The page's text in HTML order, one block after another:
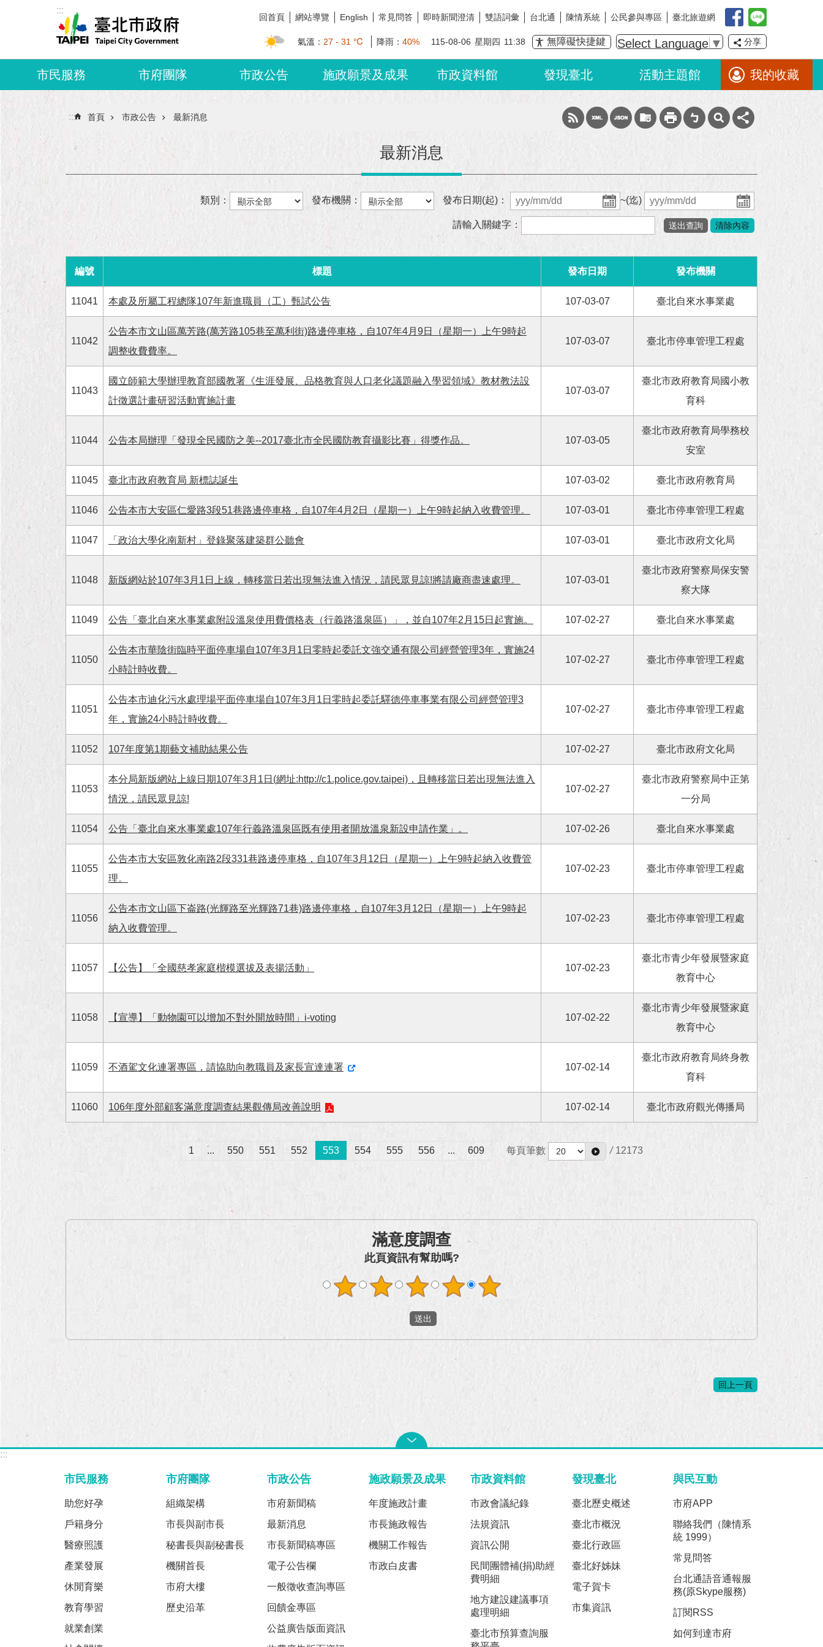
跳到主要內容區塊
:::
回首頁 網站導覽 English 常見問答 即時新聞澄清 雙語詞彙 台北通 陳情系統 公民參與專區 臺北旅遊網
氣溫： 27 - 31 ℃ 降雨： 40% 115-08-06 星期四 11:38 無障礙快捷鍵 Select Language ▼ 分享
市民服務 市府團隊 市政公告 施政願景及成果 市政資料館 發現臺北 活動主題館 我的收藏
::: 首頁 市政公告 最新消息
最新消息
類別： 發布機關： 發布日期(起)： ~(迄)
請輸入關鍵字：
編號 標題 發布日期 發布機關
11041 本處及所屬工程總隊107年新進職員（工）甄試公告 107-03-07 臺北自來水事業處
11042
公告本市文山區萬芳路(萬芳路105巷至萬利街)路邊停車格，自107年4月9日（星期一）上午9時起
調整收費費率。
107-03-07 臺北市停車管理工程處
11043
國立師範大學辦理教育部國教署《生涯發展、品格教育與人口老化議題融入學習領域》教材教法設
計徵選計畫研習活動實施計畫
107-03-07
臺北市政府教育局國小教
育科
11044 公告本局辦理「發現全民國防之美--2017臺北市全民國防教育攝影比賽」得獎作品。 107-03-05
臺北市政府教育局學務校
安室
11045 臺北市政府教育局 新標誌誕生 107-03-02 臺北市政府教育局
11046 公告本市大安區仁愛路3段51巷路邊停車格，自107年4月2日（星期一）上午9時起納入收費管理。 107-03-01 臺北市停車管理工程處
11047 「政治大學化南新村」登錄聚落建築群公聽會 107-03-01 臺北市政府文化局
11048 新版網站於107年3月1日上線，轉移當日若出現無法進入情況，請民眾見諒!將請廠商盡速處理。 107-03-01
臺北市政府警察局保安警
察大隊
11049 公告「臺北自來水事業處附設溫泉使用費價格表（行義路溫泉區）」，並自107年2月15日起實施。 107-02-27 臺北自來水事業處
11050
公告本市華陰街臨時平面停車場自107年3月1日零時起委託文強交通有限公司經營管理3年，實施24
小時計時收費。
107-02-27 臺北市停車管理工程處
11051
公告本市迪化污水處理場平面停車場自107年3月1日零時起委託驛德停車事業有限公司經營管理3
年，實施24小時計時收費。
107-02-27 臺北市停車管理工程處
11052 107年度第1期藝文補助結果公告 107-02-27 臺北市政府文化局
11053
本分局新版網站上線日期107年3月1日(網址:http://c1.police.gov.taipei)，且轉移當日若出現無法進入
情況，請民眾見諒!
107-02-27
臺北市政府警察局中正第
一分局
11054 公告「臺北自來水事業處107年行義路溫泉區既有使用者開放溫泉新設申請作業」。 107-02-26 臺北自來水事業處
11055
公告本市大安區敦化南路2段331巷路邊停車格，自107年3月12日（星期一）上午9時起納入收費管
理。
107-02-23 臺北市停車管理工程處
11056
公告本市文山區下崙路(光輝路至光輝路71巷)路邊停車格，自107年3月12日（星期一）上午9時起
納入收費管理。
107-02-23 臺北市停車管理工程處
11057 【公告】「全國慈孝家庭楷模選拔及表揚活動」 107-02-23
臺北市青少年發展暨家庭
教育中心
11058 【宣導】「動物園可以增加不對外開放時間」i-voting 107-02-22
臺北市青少年發展暨家庭
教育中心
11059 不酒駕文化連署專區，請協助向教職員及家長宣達連署 107-02-14
臺北市政府教育局終身教
育科
11060 106年度外部顧客滿意度調查結果觀傳局改善說明 107-02-14 臺北市政府觀光傳播局
1 ... 550 551 552 553 554 555 556 ... 609 每頁筆數 / 12173
滿意度調查
此頁資訊有幫助嗎?
回上一頁
:::
市民服務
助您好孕
戶籍身分
醫療照護
產業發展
休閒育樂
教育學習
就業創業
市府團隊
組織架構
市長與副市長
秘書長與副秘書長
機關首長
市府大樓
歷史沿革
市政公告
市府新聞稿
最新消息
市長新聞稿專區
電子公告欄
一般徵收查詢專區
回饋金專區
公益廣告版面資訊
施政願景及成果
年度施政計畫
市長施政報告
機關工作報告
市政白皮書
市政資料館
市政會議紀錄
法規資訊
資訊公開
民間團體補(捐)助經
費明細
地方建設建議事項
處理明細
臺北市預算查詢服
發現臺北
臺北歷史概述
臺北市概況
臺北行政區
臺北好姊妹
電子賀卡
市集資訊
與民互動
市府APP
聯絡我們（陳情系
統 1999）
常見問答
台北通語音通報服
務(原Skype服務)
訂閱RSS
如何到達市府